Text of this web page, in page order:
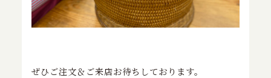
ぜひご注文＆ご来店お待ちしております。